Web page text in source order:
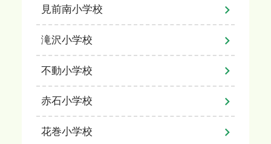
見前南小学校
滝沢小学校
不動小学校
赤石小学校
花巻小学校